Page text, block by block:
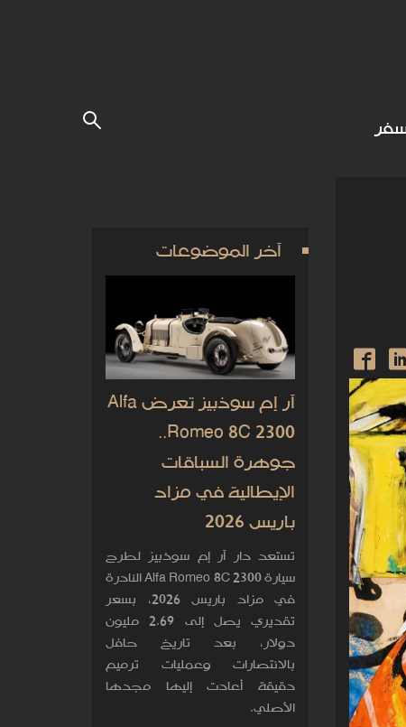
آخر الموضوعات
آر إم سوذبيز تعرض Alfa
Romeo 8C 2300..
جوهرة السباقات
الإيطالية في مزاد
باريس 2026
تستعد دار آر إم سوذبيز لطرح
سيارة Alfa Romeo 8C 2300 النادرة
في مزاد باريس 2026، بسعر
تقديري يصل إلى 2.69 مليون
دولار، بعد تاريخ حافل
بالانتصارات وعمليات ترميم
دقيقة أعادت إليها مجدها
الأصلي.